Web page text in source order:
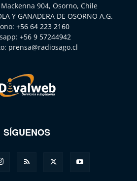
904, Osorno, Chile
Y GANADERA DE OSORNO A.G.
+56 64 223 2160
+56 9 57244942
prensa@radiosago.cl
SÍGUENOS